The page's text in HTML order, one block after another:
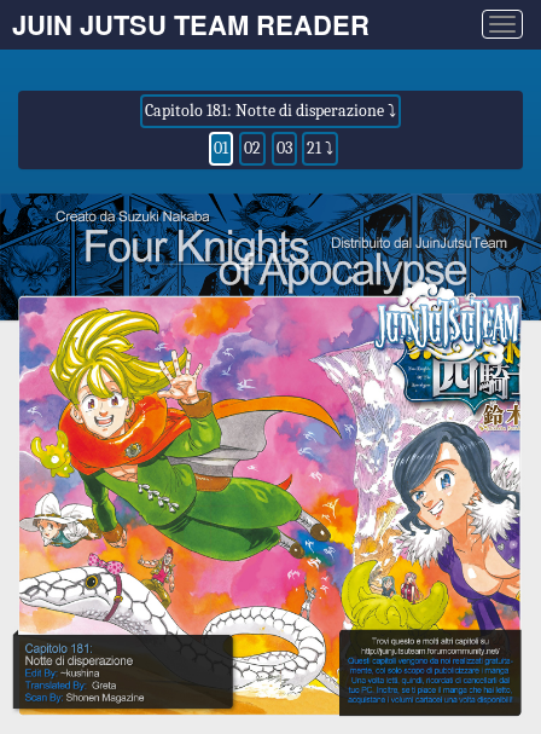
JUIN JUTSU TEAM READER
Capitolo 181: Notte di disperazione ⤵
01
02 03 21 ⤵